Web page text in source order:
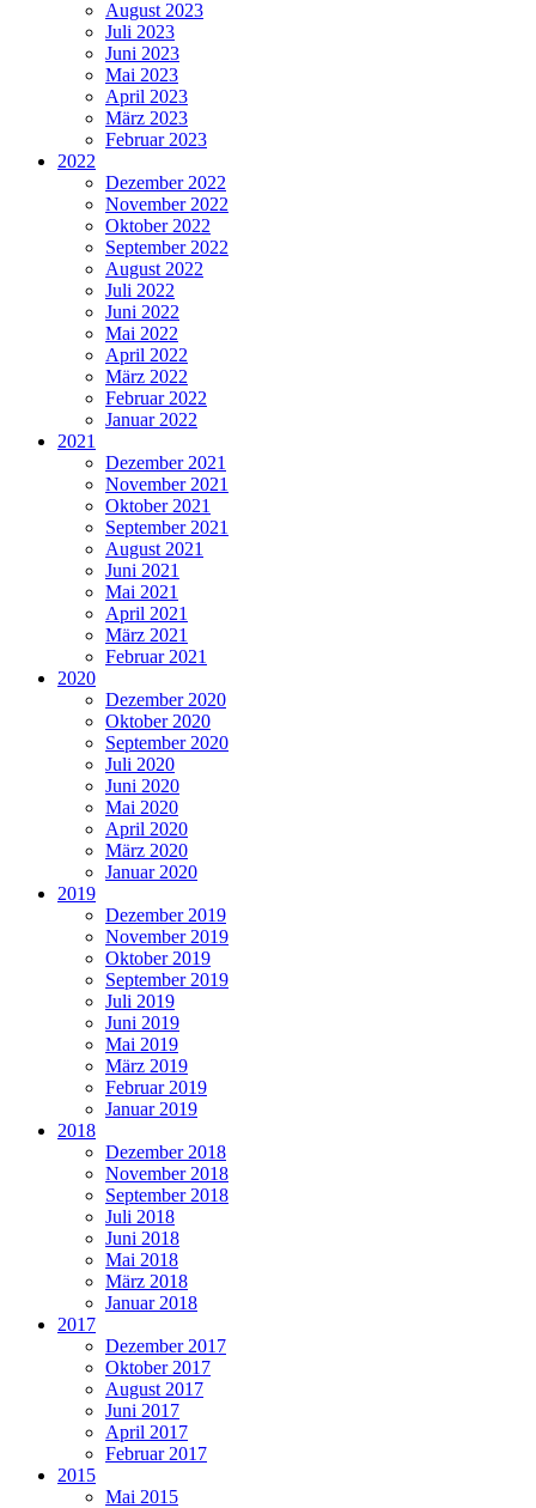
August 2023
Juli 2023
Juni 2023
Mai 2023
April 2023
März 2023
Februar 2023
2022
Dezember 2022
November 2022
Oktober 2022
September 2022
August 2022
Juli 2022
Juni 2022
Mai 2022
April 2022
März 2022
Februar 2022
Januar 2022
2021
Dezember 2021
November 2021
Oktober 2021
September 2021
August 2021
Juni 2021
Mai 2021
April 2021
März 2021
Februar 2021
2020
Dezember 2020
Oktober 2020
September 2020
Juli 2020
Juni 2020
Mai 2020
April 2020
März 2020
Januar 2020
2019
Dezember 2019
November 2019
Oktober 2019
September 2019
Juli 2019
Juni 2019
Mai 2019
März 2019
Februar 2019
Januar 2019
2018
Dezember 2018
November 2018
September 2018
Juli 2018
Juni 2018
Mai 2018
März 2018
Januar 2018
2017
Dezember 2017
Oktober 2017
August 2017
Juni 2017
April 2017
Februar 2017
2015
Mai 2015